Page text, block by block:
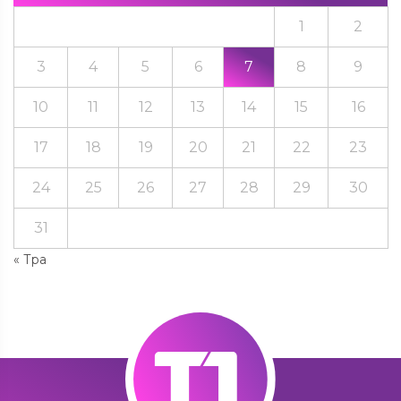
« Тра
1 2
3 4 5 6 7 8 9
10 11 12 13 14 15 16
17 18 19 20 21 22 23
24 25 26 27 28 29 30
31